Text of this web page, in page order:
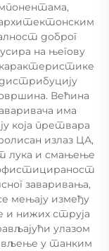
архитектонским
доброг
на његову
Већина
има
која претвара
излаз ЦА,
лука и смањење
заваривања,
мењају између
и нижих струја
улазом
у танким